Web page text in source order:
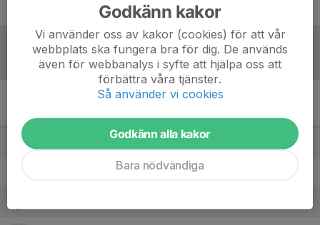
Tabell
U20 Division 1 Herr Syd B
M +/-
12
12
Godkänn kakor
Vi använder oss av kakor (cookies) för att vår
webbplats ska fungera bra för dig. De används
även för webbanalys i syfte att hjälpa oss att
förbättra våra tjänster.
Så använder vi cookies
Godkänn alla kakor
Bara nödvändiga